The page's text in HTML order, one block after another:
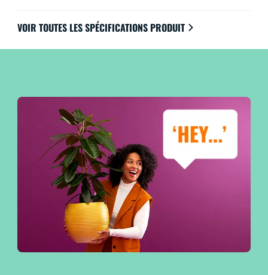
VOIR TOUTES LES SPÉCIFICATIONS PRODUIT